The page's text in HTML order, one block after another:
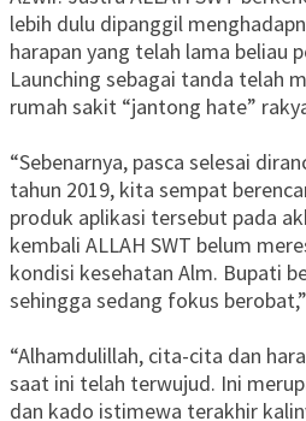
lebih dulu dipanggil
harapan yang telah lama beliau
Launching sebagai tanda telah
rumah sakit “jantong hate”
“Sebenarnya, pasca selesai
tahun 2019, kita sempat
produk aplikasi tersebut pada
kembali ALLAH SWT belum
kondisi kesehatan Alm. Bupati
sehingga sedang fokus
“Alhamdulillah, cita-cita dan
saat ini telah terwujud. Ini
dan kado istimewa terakhir